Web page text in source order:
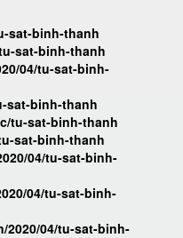
sat-binh-thanh
sat-binh-thanh
04/tu-sat-binh-
sat-binh-thanh
tu-sat-binh-thanh
sat-binh-thanh
04/tu-sat-binh-
04/tu-sat-binh-
2020/04/tu-sat-binh-